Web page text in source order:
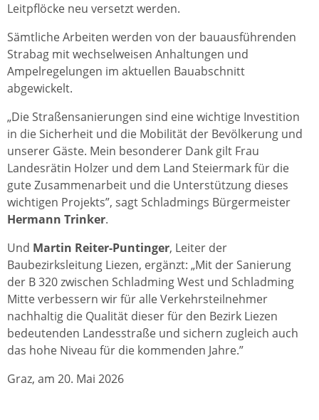
Leitpflöcke neu versetzt werden.
Sämtliche Arbeiten werden von der bauausführenden
Strabag mit wechselweisen Anhaltungen und
Ampelregelungen im aktuellen Bauabschnitt
abgewickelt.
„Die Straßensanierungen sind eine wichtige Investition
in die Sicherheit und die Mobilität der Bevölkerung und
unserer Gäste. Mein besonderer Dank gilt Frau
Landesrätin Holzer und dem Land Steiermark für die
gute Zusammenarbeit und die Unterstützung dieses
wichtigen Projekts”, sagt Schladmings Bürgermeister
Hermann Trinker.
Und Martin Reiter-Puntinger, Leiter der
Baubezirksleitung Liezen, ergänzt: „Mit der Sanierung
der B 320 zwischen Schladming West und Schladming
Mitte verbessern wir für alle Verkehrsteilnehmer
nachhaltig die Qualität dieser für den Bezirk Liezen
bedeutenden Landesstraße und sichern zugleich auch
das hohe Niveau für die kommenden Jahre.”
Graz, am 20. Mai 2026